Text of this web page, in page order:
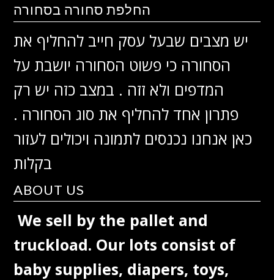
החלפת סחורה בסחורה
יש מצבים שבעל עסק חייב להחליף את
הסחורה כי פשוט הסחורה יושבת על
המדפים ולא זזה . במצב כזה יש רק
פתרון אחד להחליף את סוג הסחורה .
כאן אנחנו נכנסים לתמונה ויכולים לעזור
ABOUT US
We sell by the pallet and
truckload. Our lots consist of
baby supplies, diapers, toys,